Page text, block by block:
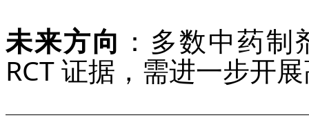
未来方向 ：多数中药
RCT 证据，需进一步开